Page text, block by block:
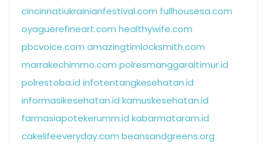
cincinnatiukrainianfestival.com fullhousesa.com
oyaguerefineart.com healthywife.com
pbcvoice.com amazingtimlocksmith.com
marrakechimmo.com polresmanggaraitimur.id
polrestoba.id infotentangkesehatan.id
informasikesehatan.id kamuskesehatan.id
farmasiapotekerumm.id kabarmataram.id
cakelifeeveryday.com beansandgreens.org